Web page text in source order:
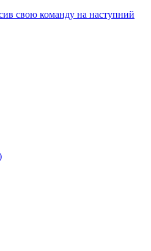
свою команду на наступний